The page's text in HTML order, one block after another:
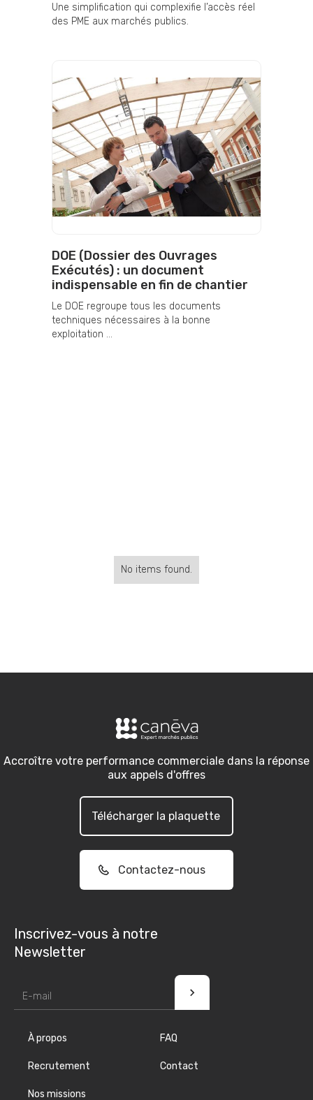
Une simplification qui complexifie l’accès réel
des PME aux marchés publics.
DOE (Dossier des Ouvrages
Exécutés) : un document
indispensable en fin de chantier
Le DOE regroupe tous les documents
techniques nécessaires à la bonne
exploitation ...
No items found.
Accroître votre performance commerciale dans la réponse
aux appels d'offres
Télécharger la plaquette
Contactez-nous
Inscrivez-vous à notre
Newsletter
À propos
Recrutement
Nos missions
FAQ
Contact